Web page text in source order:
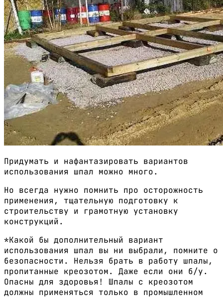
Придумать и нафантазировать вариантов
использования шпал можно много.
Но всегда нужно помнить про осторожность
применения, тщательную подготовку к
строительству и грамотную установку
конструкций.
*Какой бы дополнительный вариант
использования шпал вы ни выбрали, помните о
безопасности. Нельзя брать в работу шпалы,
пропитанные креозотом. Даже если они б/у.
Опасны для здоровья! Шпалы с креозотом
должны применяться только в промышленном